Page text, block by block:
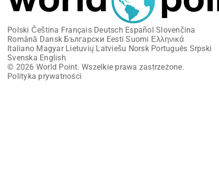
Polski Čeština Français Deutsch Español Slovenčina
Română Dansk Български Eesti Suomi Ελληνικά
Italiano Magyar Lietuvių Latviešu Norsk Português Srpski
Svenska English
© 2026 World Point. Wszelkie prawa zastrzeżone.
Polityka prywatności